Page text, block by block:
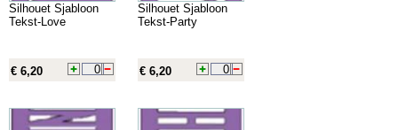
Silhouet Sjabloon
Tekst-Love
€ 6,20
Silhouet Sjabloon
Tekst-Party
€ 6,20